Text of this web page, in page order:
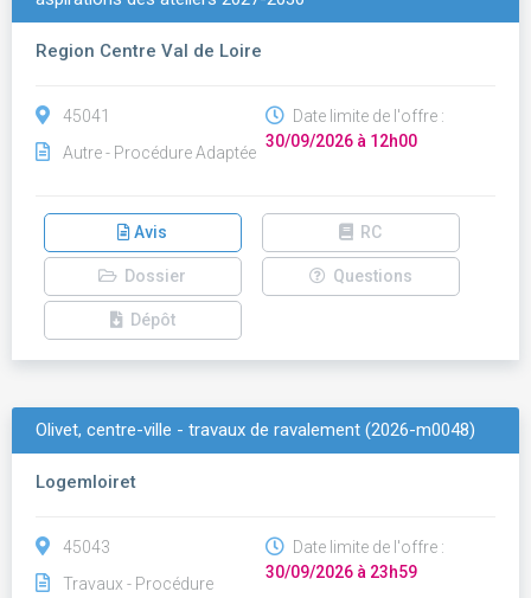
Region Centre Val de Loire
45041
Autre - Procédure Adaptée
Date limite de l'offre :
30/09/2026 à 12h00
Avis RC
Dossier Questions
Dépôt
Olivet, centre-ville - travaux de ravalement (2026-m0048)
Logemloiret
45043
Travaux - Procédure
Date limite de l'offre :
30/09/2026 à 23h59